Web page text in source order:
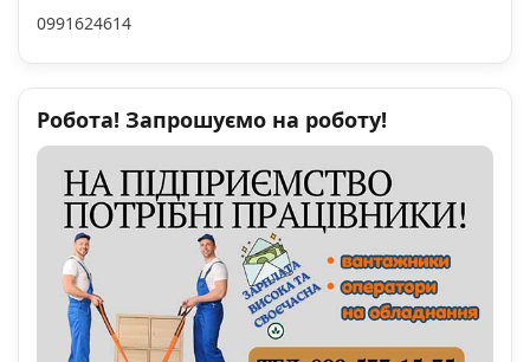
0991624614
Робота! Запрошуємо на роботу!